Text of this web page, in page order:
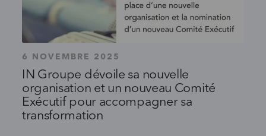
6 NOVEMBRE 2025
IN Groupe dévoile sa nouvelle
organisation et un nouveau Comité
Exécutif pour accompagner sa
transformation